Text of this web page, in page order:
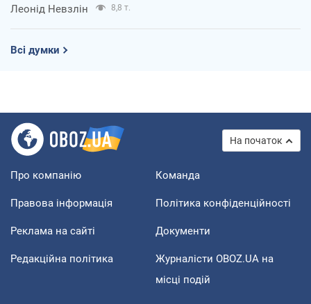
Леонід Невзлін 8,8 т.
Всі думки
На початок
Про компанію Команда
Правова інформація Політика конфіденційності
Реклама на сайті Документи
Редакційна політика
Журналісти OBOZ.UA на
місці подій